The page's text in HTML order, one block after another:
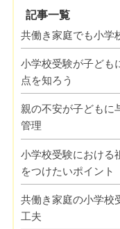
記事一覧
共働き家庭でも小学
小学校受験が子ども
点を知ろう
親の不安が子どもに
管理
小学校受験における
をつけたいポイント
共働き家庭の小学校
工夫